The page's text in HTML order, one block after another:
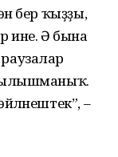
бер ҡыҙҙы,
ине. Ə бына
–